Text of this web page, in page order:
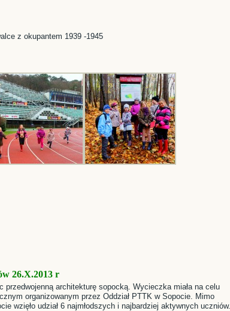
z okupantem 1939 -1945
26.X.2013 r
architekturę sopocką. Wycieczka miała na celu
organizowanym przez Oddział PTTK w Sopocie. Mimo
wzięło udział 6 najmłodszych i najbardziej aktywnych uczniów.